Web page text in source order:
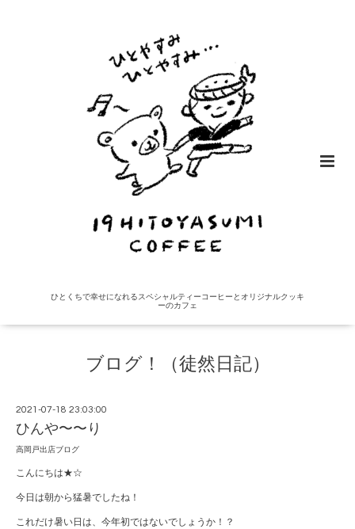
ひとくちで幸せになれるスペシャルティーコーヒーとオリジナルクッキ
ーのカフェ
ブログ！（徒然日記）
2021-07-18 23:03:00
ひんや〜〜り
高岡戸出店ブログ
こんにちは★☆
今日は朝から猛暑でしたね！
これだけ暑い日は、今年初ではないでしょうか！？